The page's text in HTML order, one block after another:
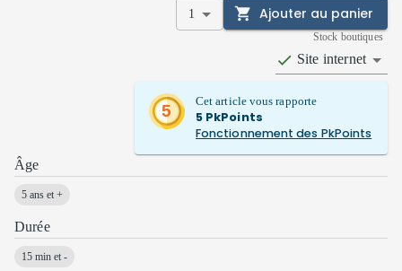
Âge
5 ans et +
Durée
15 min et -
1 Ajouter au panier
Stock boutiques
Site internet
5 Cet article vous rapporte
5 PkPoints
Fonctionnement des PkPoints